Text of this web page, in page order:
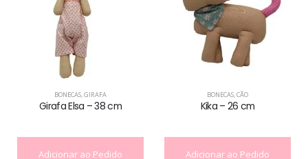
Kika – 26 cm
Adicionar ao Pedido
Lucas –